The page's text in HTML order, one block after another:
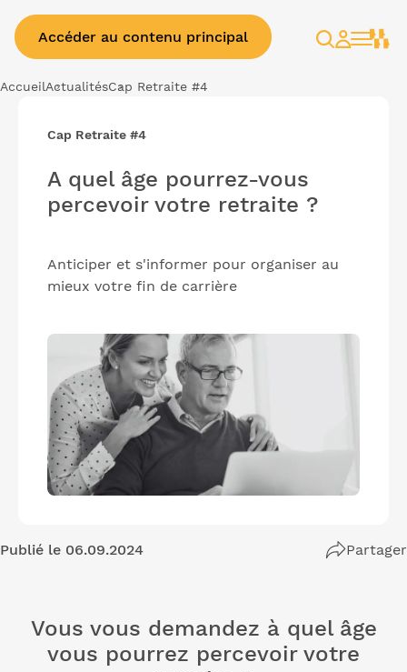
Accéder au contenu principal
Rechercher
Espace
AccueilActualitésCap Retraite #4
Cap Retraite #4
A quel âge pourrez-vous
percevoir votre retraite ?
Anticiper et s'informer pour organiser au
mieux votre fin de carrière
Publié le 06.09.2024 Partager
Vous vous demandez à quel âge
vous pourrez percevoir votre